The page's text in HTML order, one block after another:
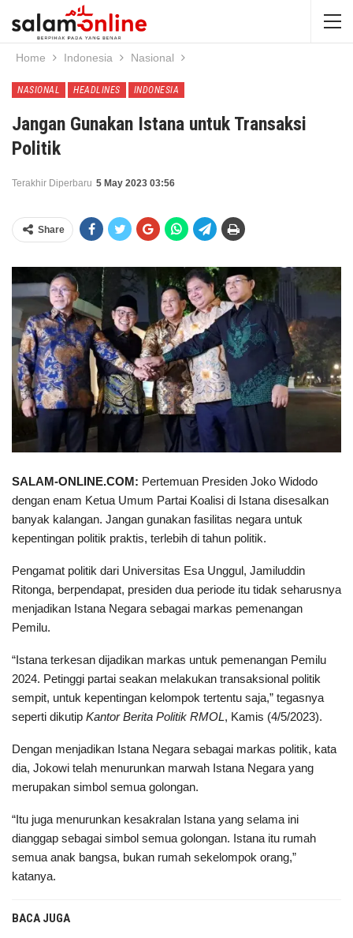
Home Indonesia Nasional
NASIONAL HEADLINES INDONESIA
Jangan Gunakan Istana untuk Transaksi
Politik
Terakhir Diperbaru 5 May 2023 03:56
Share
SALAM-ONLINE.COM: Pertemuan Presiden Joko Widodo
dengan enam Ketua Umum Partai Koalisi di Istana disesalkan
banyak kalangan. Jangan gunakan fasilitas negara untuk
kepentingan politik praktis, terlebih di tahun politik.
Pengamat politik dari Universitas Esa Unggul, Jamiluddin
Ritonga, berpendapat, presiden dua periode itu tidak seharusnya
menjadikan Istana Negara sebagai markas pemenangan
Pemilu.
“Istana terkesan dijadikan markas untuk pemenangan Pemilu
2024. Petinggi partai seakan melakukan transaksional politik
sempit, untuk kepentingan kelompok tertentu saja,” tegasnya
seperti dikutip Kantor Berita Politik RMOL, Kamis (4/5/2023).
Dengan menjadikan Istana Negara sebagai markas politik, kata
dia, Jokowi telah menurunkan marwah Istana Negara yang
merupakan simbol semua golongan.
“Itu juga menurunkan kesakralan Istana yang selama ini
dianggap sebagai simbol semua golongan. Istana itu rumah
semua anak bangsa, bukan rumah sekelompok orang,”
katanya.
BACA JUGA